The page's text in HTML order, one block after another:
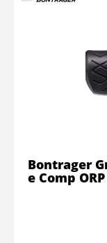
Bontrager
e Comp